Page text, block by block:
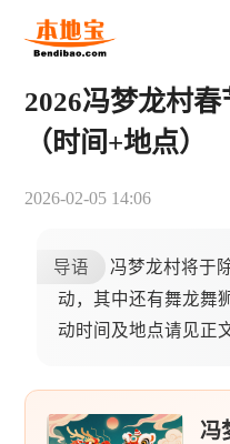
2026冯梦龙村
（时间+地点）
2026-02-05 14:06
导语
冯梦龙村将于
动，其中还有舞龙舞
动时间及地点请见正文
冯